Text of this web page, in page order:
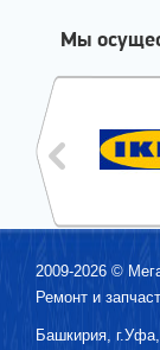
Мы
2009-2026 ©
Ремонт и
Башкирия, г.Уфа,